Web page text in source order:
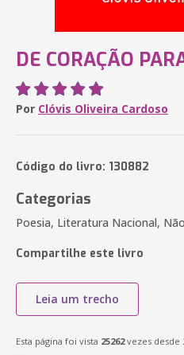
DE CORAÇÃO
Por Clóvis Oliveira Cardoso
Código do livro: 130882
Categorias
Poesia, Literatura Nacional,
Compartilhe este livro
Leia um trecho
Esta página foi vista 25262vezes desde